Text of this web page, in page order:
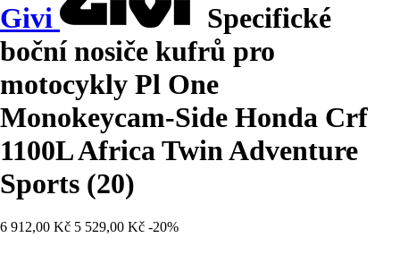
Givi
Specifické
boční nosiče kufrů pro
motocykly Pl One
Monokeycam-Side Honda Crf
1100L Africa Twin Adventure
Sports (20)
6 912,00 Kč 5 529,00 Kč -20%